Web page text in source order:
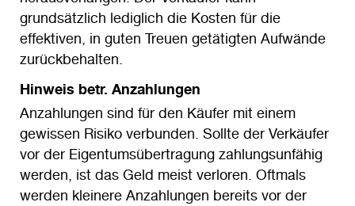
grundsätzlich lediglich die Kosten für die
effektiven, in guten Treuen getätigten Aufwände
zurückbehalten.
Hinweis betr. Anzahlungen
Anzahlungen sind für den Käufer mit einem
gewissen Risiko verbunden. Sollte der Verkäufer
vor der Eigentumsübertragung zahlungsunfähig
werden, ist das Geld meist verloren. Oftmals
werden kleinere Anzahlungen bereits vor der